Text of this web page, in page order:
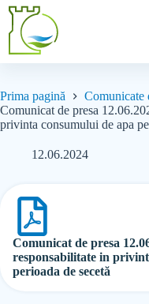
Prima pagină
Comunicate
Comunicat de presa
privinta consumului de apa
12.06.2024
Comunicat de presa
responsabilitate in
perioada de secetă